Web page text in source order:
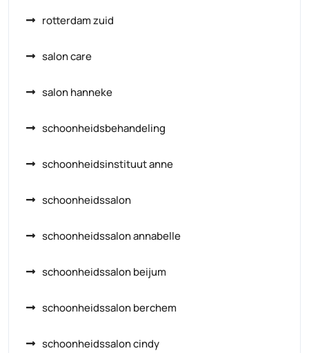
rotterdam zuid
salon care
salon hanneke
schoonheidsbehandeling
schoonheidsinstituut anne
schoonheidssalon
schoonheidssalon annabelle
schoonheidssalon beijum
schoonheidssalon berchem
schoonheidssalon cindy